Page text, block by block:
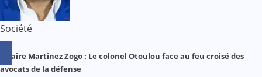
Société
Affaire Martinez Zogo : Le colonel Otoulou face au feu croisé des
avocats de la défense